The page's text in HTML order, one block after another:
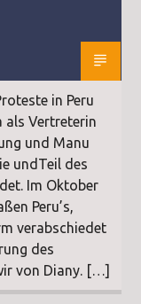
in Peru
als Vertreterin
und Manu
undTeil des
Im Oktober
Peru’s,
verabschiedet
des
von Diany. […]